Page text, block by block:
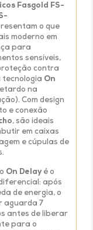
Fasgold FS-
o que
moderno em
para
sensíveis,
contra
tecnologia On
na
Com design
e conexão
, são ideais
em caixas
e cúpulas de
On Delayé o
após
de energia, o
aguarda 7
antes de liberar
para o